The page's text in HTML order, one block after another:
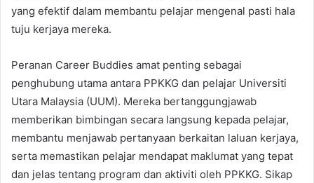
yang efektif dalam membantu pelajar mengenal pasti hala
tuju kerjaya mereka.
Peranan Career Buddies amat penting sebagai
penghubung utama antara PPKKG dan pelajar Universiti
Utara Malaysia (UUM). Mereka bertanggungjawab
memberikan bimbingan secara langsung kepada pelajar,
membantu menjawab pertanyaan berkaitan laluan kerjaya,
serta memastikan pelajar mendapat maklumat yang tepat
dan jelas tentang program dan aktiviti oleh PPKKG. Sikap